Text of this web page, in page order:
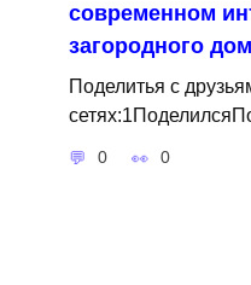
современном
загородного
Поделитья с
0 0